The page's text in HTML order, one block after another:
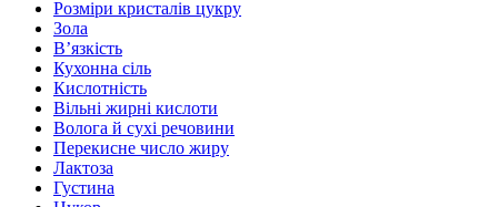
Розміри кристалів цукру
Зола
В’язкість
Кухонна сіль
Кислотність
Вільні жирні кислоти
Волога й сухі речовини
Перекисне число жиру
Лактоза
Густина